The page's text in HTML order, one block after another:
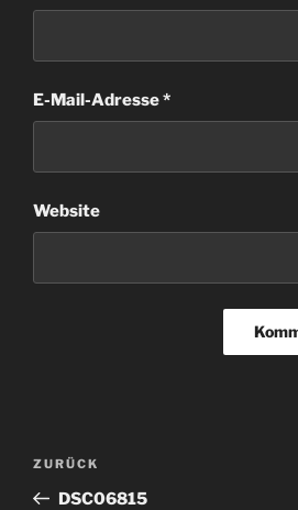
E-Mail-Adresse*
Website
Beitragsnavigation
Vorheriger
Beitrag
ZURÜCK
DSC06815